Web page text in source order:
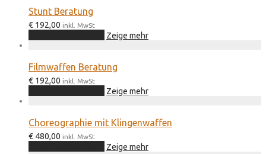
Stunt Beratung
€ 192,00 inkl. MwSt
Zeige mehr
Filmwaffen Beratung
€ 192,00 inkl. MwSt
Zeige mehr
Choreographie mit Klingenwaffen
€ 480,00 inkl. MwSt
Zeige mehr